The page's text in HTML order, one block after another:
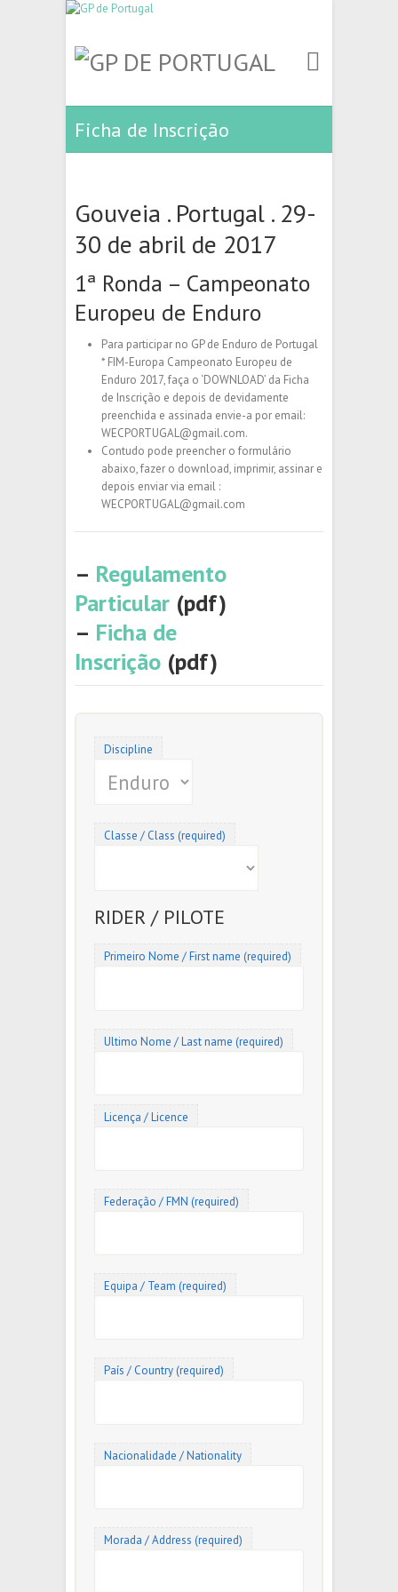
Ficha de Inscrição
Gouveia . Portugal . 29-
30 de abril de 2017
1ª Ronda – Campeonato
Europeu de Enduro
Para participar no GP de Enduro de Portugal
* FIM-Europa Campeonato Europeu de
Enduro 2017, faça o ‘DOWNLOAD’ da Ficha
de Inscrição e depois de devidamente
preenchida e assinada envie-a por email:
WECPORTUGAL@gmail.com.
Contudo pode preencher o formulário
abaixo, fazer o download, imprimir, assinar e
depois enviar via email :
WECPORTUGAL@gmail.com
– Regulamento
Particular (pdf)
– Ficha de
Inscrição (pdf)
Discipline
Classe / Class (required)
RIDER / PILOTE
Primeiro Nome / First name (required)
Ultimo Nome / Last name (required)
Licença / Licence
Federação / FMN (required)
Equipa / Team (required)
País / Country (required)
Nacionalidade / Nationality
Morada / Address (required)